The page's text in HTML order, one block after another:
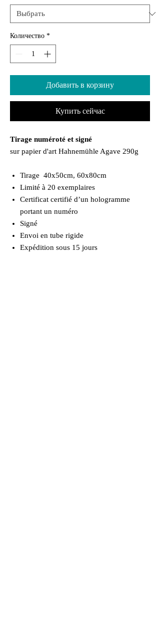
Количество *
Добавить в корзину
Купить сейчас
Tirage numéroté et signé
sur papier d'art Hahnemühle Agave 290g
Tirage 40x50cm, 60x80cm
Limité à 20 exemplaires
Certificat certifié d’un hologramme
portant un numéro
Signé
Envoi en tube rigide
Expédition sous 15 jours